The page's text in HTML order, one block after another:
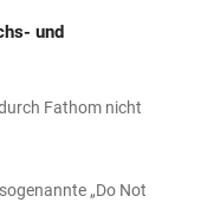
und
Fathom nicht
„Do Not